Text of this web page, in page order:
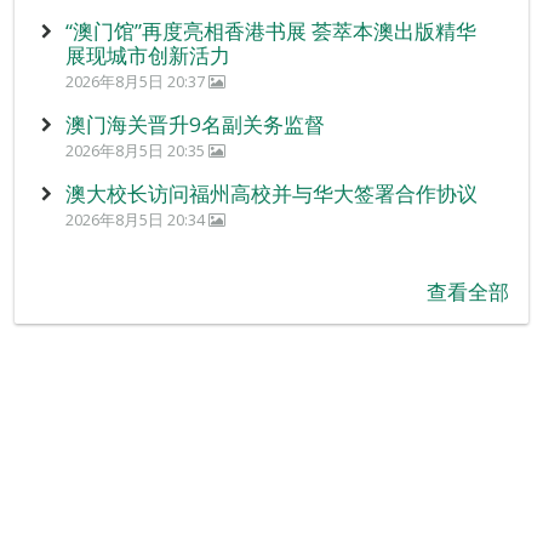
“澳门馆”再度亮相香港书展 荟萃本澳出版精华
展现城市创新活力
2026年8月5日 20:37
澳门海关晋升9名副关务监督
2026年8月5日 20:35
澳大校长访问福州高校并与华大签署合作协议
2026年8月5日 20:34
查看全部